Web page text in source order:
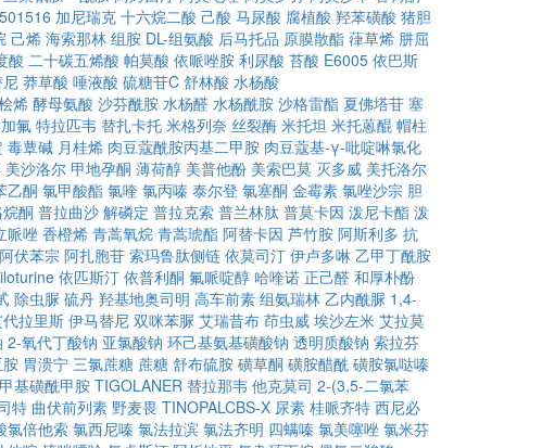
加尼瑞克 十六烷二酸 己酸 马尿酸 腐植酸 羟苯磺酸 猪胆
己烯 海索那林 组胺 DL-组氨酸 后马托品 原膜散酯 葎草烯 肼屈
酸 二十碳五烯酸 帕莫酸 依哌唑胺 利尿酸 苔酸 E6005 依巴斯
莽草酸 唾液酸 硫糖苷C 舒林酸 水杨酸
烯 酵母氨酸 沙芬酰胺 水杨醛 水杨酰胺 沙格雷酯 夏佛塔苷 塞
氟 特拉匹韦 替扎卡托 米格列奈 丝裂酶 米托坦 米托蒽醌 帽柱
毒蕈碱 月桂烯 肉豆蔻酰胺丙基二甲胺 肉豆蔻基-γ-吡啶啉氯化
美沙洛尔 甲地孕酮 薄荷醇 美普他酚 美索巴莫 灭多威 美托洛尔
乙酮 氯甲酸酯 氯喹 氯丙嗪 泰尔登 氯塞酮 金霉素 氯唑沙宗 胆
酮 普拉曲沙 解磷定 普拉克索 普兰林肽 普莫卡因 泼尼卡酯 泼
哌唑 香橙烯 青蒿氧烷 青蒿琥酯 阿替卡因 芦竹胺 阿斯利多 抗
阿伏苯宗 阿扎胞苷 索玛鲁肽侧链 依莫司汀 伊卢多啉 乙甲丁酰胺
依匹斯汀 依普利酮 氟哌啶醇 哈喹诺 正己醛 和厚朴酚
除虫脲 硫丹 羟基地奥司明 高车前素 组氨瑞林 乙内酰脲 1,4-
拉里斯 伊马替尼 双咪苯脲 艾瑞昔布 茚虫威 埃沙左米 艾拉莫
2-氧代丁酸钠 亚氯酸钠 环己基氨基磺酸钠 透明质酸钠 索拉芬
胃溃宁 三氯蔗糖 蔗糖 舒布硫胺 磺草酮 磺胺醋酰 磺胺氯哒嗪
甲基磺酰甲胺 TIGOLANER 替拉那韦 他克莫司 2-(3,5-二氯苯
特 曲伏前列素 野麦畏 TINOPALCBS-X 尿素 桂哌齐特 西尼必
氯倍他索 氯西尼嗪 氯法拉滨 氯法齐明 四螨嗪 氯美噻唑 氯米芬